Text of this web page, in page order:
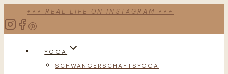
Inhalt
+++ REAL LIFE ON INSTAGRAM +++
YOGA
SCHWANGERSCHAFTSYOGA